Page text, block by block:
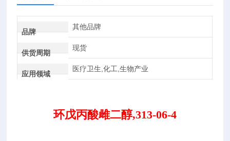
品牌
其他品牌
供货周期
现货
应用领域
医疗卫生,化工,生物产业
环戊丙酸雌二醇,313-06-4